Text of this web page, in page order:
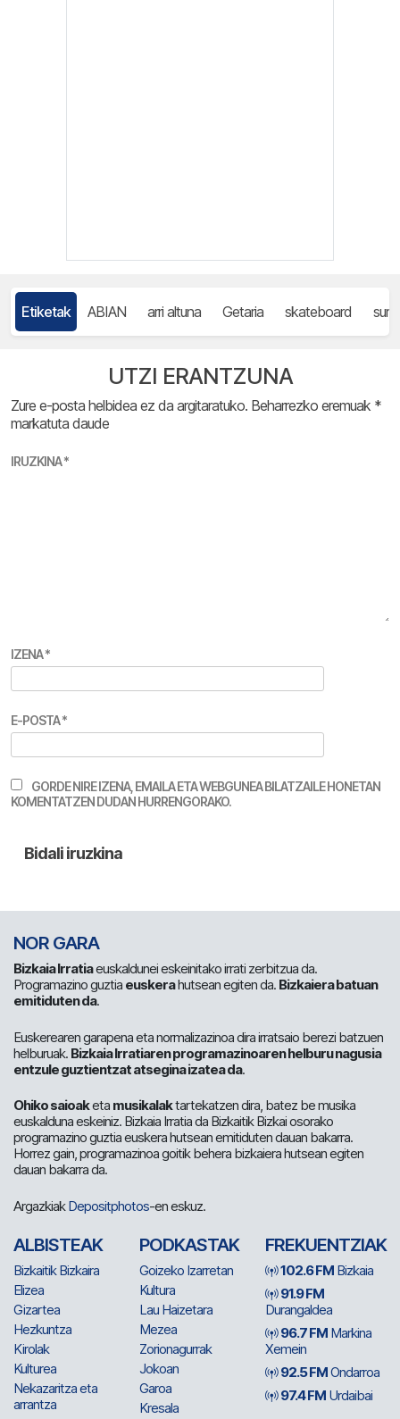
Etiketak ABIAN arri altuna Getaria skateboard surf
UTZI ERANTZUNA
Zure e-posta helbidea ez da argitaratuko. Beharrezko eremuak *
markatuta daude
IRUZKINA*
IZENA*
E-POSTA*
GORDE NIRE IZENA, EMAILA ETA WEBGUNEA BILATZAILE HONETAN
KOMENTATZEN DUDAN HURRENGORAKO.
NOR GARA
Bizkaia Irratiaeuskaldunei eskeinitako irrati zerbitzua da.
Programazino guztia euskerahutsean egiten da. Bizkaiera batuan
emitiduten da.
Euskerearen garapena eta normalizazinoa dira irratsaio berezi batzuen
helburuak. Bizkaia Irratiaren programazinoaren helburu nagusia
entzule guztientzat atsegina izatea da.
Ohiko saioaketa musikalaktartekatzen dira, batez be musika
euskalduna eskeiniz. Bizkaia Irratia da Bizkaitik Bizkai osorako
programazino guztia euskera hutsean emitiduten dauan bakarra.
Horrez gain, programazinoa goitik behera bizkaiera hutsean egiten
dauan bakarra da.
ArgazkiakDepositphotos-en eskuz.
ALBISTEAK
Bizkaitik Bizkaira
Elizea
Gizartea
Hezkuntza
Kirolak
Kulturea
Nekazaritza eta
arrantza
PODKASTAK
Goizeko Izarretan
Kultura
Lau Haizetara
Mezea
Zorionagurrak
Jokoan
Garoa
Kresala
FREKUENTZIAK
102.6 FM Bizkaia
91.9 FM
Durangaldea
96.7 FM Markina
Xemein
92.5 FMOndarroa
97.4 FM Urdaibai